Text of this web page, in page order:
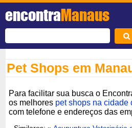
encontraManaus
Pet Shops em
Para facilitar sua busca o
os melhores pet shops na cidade
com telefone e endereços das